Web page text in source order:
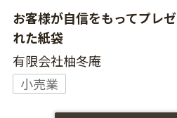
お客様が自信をもってプレ
れた紙袋
有限会社柚冬庵
小売業